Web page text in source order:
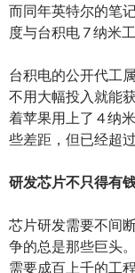
而同年英特尔的笔
度与台积电 7 纳米
台积电的公开代工
不用大幅投入就能
着苹果用上了 4 纳
些差距，但已经超
研发芯片不只得有
芯片研发需要不间
争的总是那些巨头
需要成百上千的工